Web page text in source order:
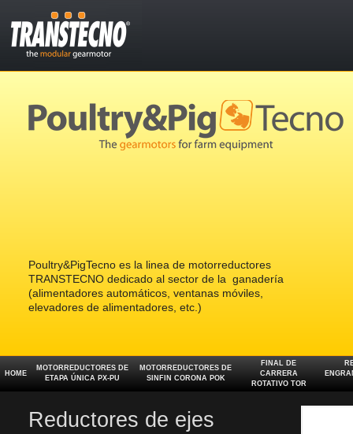
Poultry&PigTecno es la linea de motorreductores
TRANSTECNO dedicado al sector de la ganadería
(alimentadores automáticos, ventanas móviles,
elevadores de alimentadores, etc.)
HOME
MOTORREDUCTORES DE
ETAPA ÚNICA PX‑PU
MOTORREDUCTORES DE
SINFIN CORONA POK
FINAL DE
CARRERA
ROTATIVO TOR
Reductores de ejes